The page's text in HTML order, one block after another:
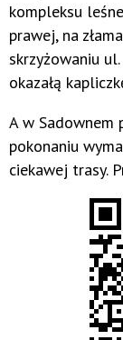
kompleksu
prawej, na
skrzyżowaniu
okazałą
A w Sadownem
pokonaniu
ciekawej trasy.